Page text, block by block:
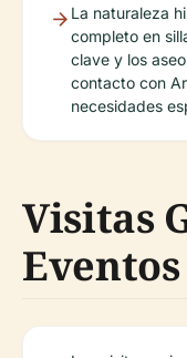
La naturaleza
completo en
clave y los
contacto con
necesidades
Visitas